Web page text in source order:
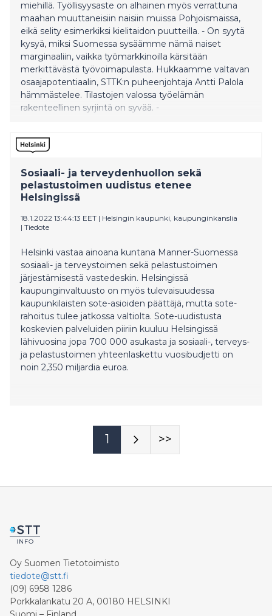
miehillä. Työllisyysaste on alhainen myös verrattuna
maahan muuttaneisiin naisiin muissa Pohjoismaissa,
eikä selity esimerkiksi kielitaidon puutteilla. - On syytä
kysyä, miksi Suomessa sysäämme nämä naiset
marginaaliin, vaikka työmarkkinoilla kärsitään
merkittävästä työvoimapulasta. Hukkaamme valtavan
osaajapotentiaalin, STTK:n puheenjohtaja Antti Palola
hämmästelee. Tilastojen valossa työelämän
rakenteellinen syrjintä on syvää. -
kuin koko väestö. Tiedämme myös, että naiseus lisää
muuttua, jos haluamme kitkeä rakenteellisen syrjinnän
työmarkkinoilta. STTK järjestää kansainv
Sosiaali- ja terveydenhuollon sekä
pelastustoimen uudistus etenee
Helsingissä
18.1.2022 13:44:13 EET | Helsingin kaupunki, kaupunginkanslia
| Tiedote
Helsinki vastaa ainoana kuntana Manner-Suomessa
sosiaali- ja terveystoimen sekä pelastustoimen
järjestämisestä vastedeskin. Helsingissä
kaupunginvaltuusto on myös tulevaisuudessa
kaupunkilaisten sote-asioiden päättäjä, mutta sote-
rahoitus tulee jatkossa valtiolta. Sote-uudistusta
koskevien palveluiden piiriin kuuluu Helsingissä
lähivuosina jopa 700 000 asukasta ja sosiaali-, terveys-
ja pelastustoimen yhteenlaskettu vuosibudjetti on
noin 2,350 miljardia euroa.
1 >>
Oy Suomen Tietotoimisto
tiedote@stt.fi
(09) 6958 1286
Porkkalankatu 20 A, 00180 HELSINKI